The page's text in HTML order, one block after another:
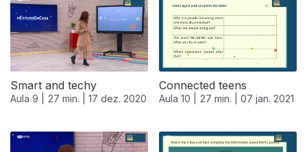
Smart and techy
Aula 9 | 27 min. | 17 dez. 2020
Connected teens
Aula 10 | 27 min. | 07 jan. 2021
519254